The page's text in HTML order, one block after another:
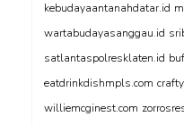
kebudayaantanahdatar.id
wartabudayasanggau.id
satlantaspolresklaten.id
eatdrinkdishmpls.com
williemcginest.com